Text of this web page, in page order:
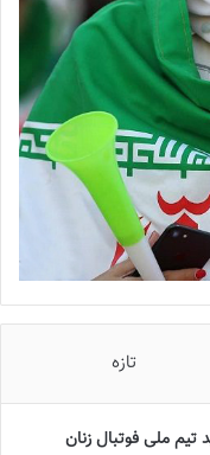
تازه
ملى فوتبال زنان